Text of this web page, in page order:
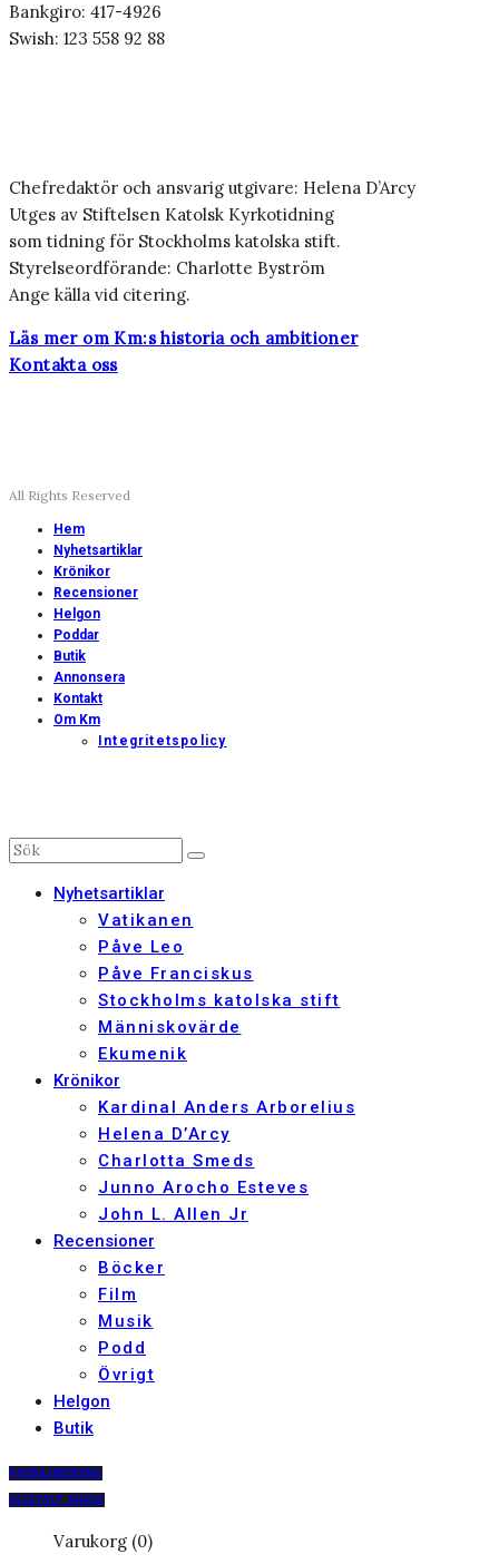
Bankgiro: 417-4926
Swish: 123 558 92 88
Chefredaktör och ansvarig utgivare: Helena D’Arcy
Utges av Stiftelsen Katolsk Kyrkotidning
som tidning för Stockholms katolska stift.
Styrelseordförande: Charlotte Byström
Ange källa vid citering.
Läs mer om Km:s historia och ambitioner
Kontakta oss
All Rights Reserved
Hem
Nyhetsartiklar
Krönikor
Recensioner
Helgon
Poddar
Butik
Annonsera
Kontakt
Om Km
Integritetspolicy
Nyhetsartiklar
Vatikanen
Påve Leo
Påve Franciskus
Stockholms katolska stift
Människovärde
Ekumenik
Krönikor
Kardinal Anders Arborelius
Helena D’Arcy
Charlotta Smeds
Junno Arocho Esteves
John L. Allen Jr
Recensioner
Böcker
Film
Musik
Podd
Övrigt
Helgon
Butik
PRENUMERERA
DIGITALT ARKIV
Varukorg (0)